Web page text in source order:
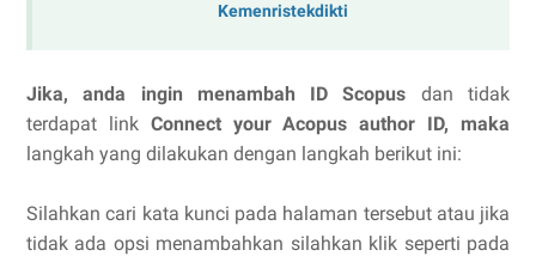
Kemenristekdikti
Jika, anda ingin menambah ID Scopus dan tidak
terdapat link Connect your Acopus author ID, maka
langkah yang dilakukan dengan langkah berikut ini:
Silahkan cari kata kunci pada halaman tersebut atau jika
tidak ada opsi menambahkan silahkan klik seperti pada